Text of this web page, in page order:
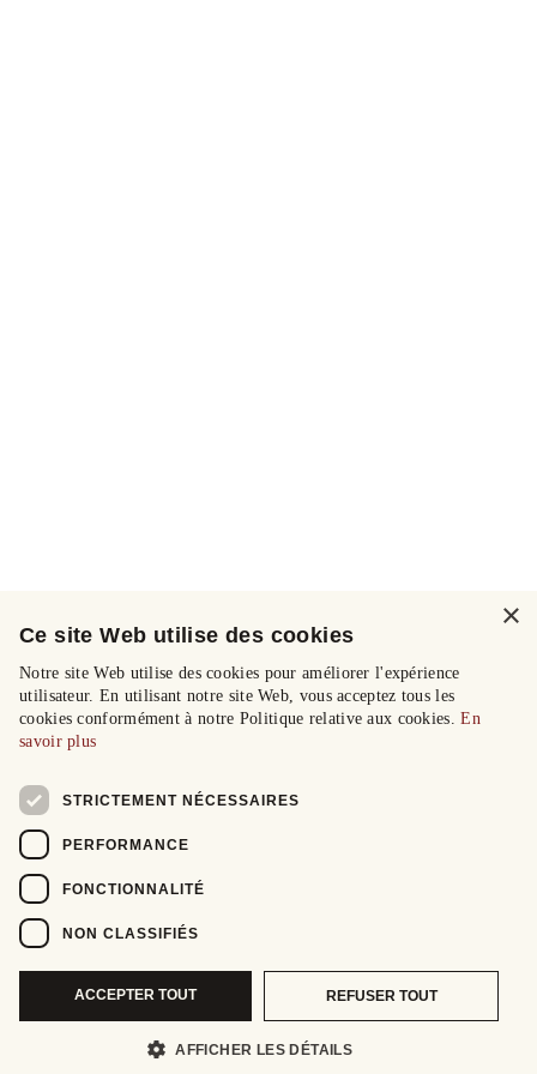
×
Ce site Web utilise des cookies
Notre site Web utilise des cookies pour améliorer l'expérience
utilisateur. En utilisant notre site Web, vous acceptez tous les
cookies conformément à notre Politique relative aux cookies.En
savoir plus
STRICTEMENT NÉCESSAIRES
PERFORMANCE
FONCTIONNALITÉ
NON CLASSIFIÉS
ACCEPTER TOUT REFUSER TOUT
AFFICHER LES DÉTAILS